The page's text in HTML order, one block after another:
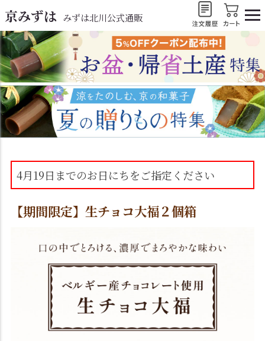
京みずは みずは北川公式通販
4月19日までのお日にちをご指定ください
【期間限定】生チョコ大福２個箱